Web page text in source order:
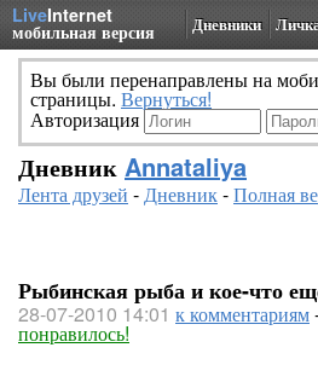
LiveInternet
мобильная версия Дневники
Вы были перенаправлены на
страницы. Вернуться!
Авторизация
Дневник Annataliya
Лента друзей -Дневник-Полная
Рыбинская рыба и кое-что
28-07-2010 14:01 к комментариям
понравилось!